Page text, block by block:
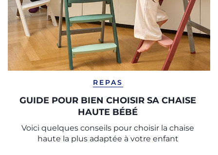
REPAS
GUIDE POUR BIEN CHOISIR SA CHAISE
HAUTE BÉBÉ
Voici quelques conseils pour choisir la chaise
haute la plus adaptée à votre enfant